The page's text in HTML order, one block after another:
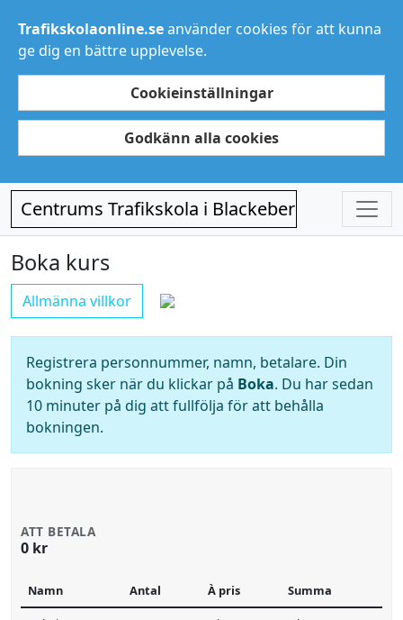
Trafikskolaonline.seanvänder cookies för att kunna
ge dig en bättre upplevelse.
Cookieinställningar
Godkänn alla cookies
Centrums Trafikskola i Blackeberg
Boka kurs
Allmänna villkor
Registrera personnummer, namn, betalare. Din
bokning sker när du klickar på Boka. Du har sedan
10 minuter på dig att fullfölja för att behålla
bokningen.
ATT BETALA
0 kr
Namn Antal À pris Summa